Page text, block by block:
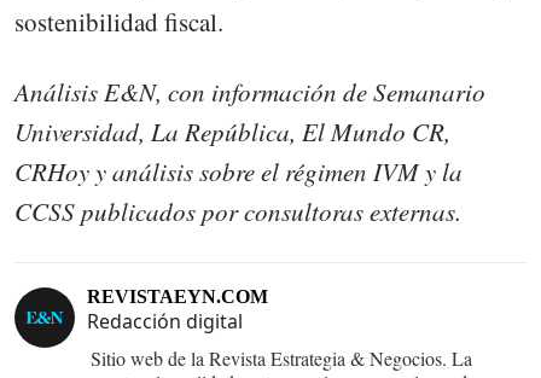
sostenibilidad fiscal.
Análisis E&N, con información deSemanario
Universidad, La República, El Mundo CR,
CRHoy y análisis sobre el régimen IVM y la
CCSS publicados por consultoras externas.
REVISTAEYN.COM
Redacción digital
Sitio web de la Revista Estrategia & Negocios. La